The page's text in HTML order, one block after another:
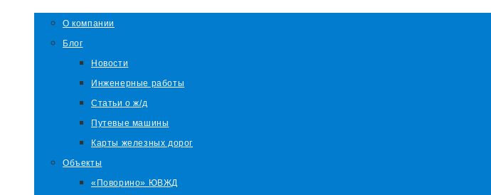
О компании
Блог
Новости
Инженерные работы
Статьи о ж/д
Путевые машины
Карты железных дорог
Объекты
«Поворино» ЮВЖД